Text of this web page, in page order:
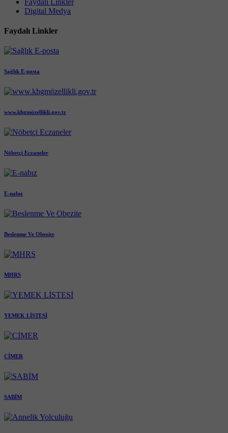
Digital Medya
Faydalı Linkler
Sağlık E-posta
www.khgmözellikli.gov.tr
Nöbetçi Eczaneler
E-nabız
Beslenme Ve Obezite
MHRS
YEMEK LİSTESİ
CİMER
SABİM